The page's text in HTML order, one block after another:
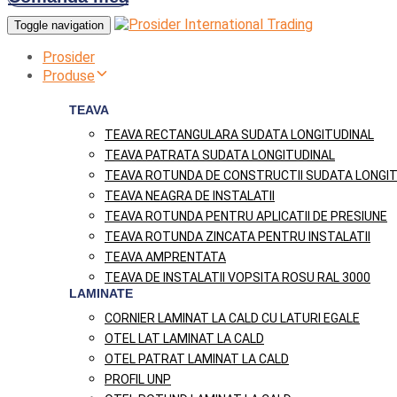
Toggle navigation
Prosider
Produse
TEAVA
TEAVA RECTANGULARA SUDATA LONGITUDINAL
TEAVA PATRATA SUDATA LONGITUDINAL
TEAVA ROTUNDA DE CONSTRUCTII SUDATA
TEAVA NEAGRA DE INSTALATII
TEAVA ROTUNDA PENTRU APLICATII DE PRESIUNE
TEAVA ROTUNDA ZINCATA PENTRU INSTALATII
TEAVA AMPRENTATA
TEAVA DE INSTALATII VOPSITA ROSU RAL 3000
LAMINATE
CORNIER LAMINAT LA CALD CU LATURI EGALE
OTEL LAT LAMINAT LA CALD
OTEL PATRAT LAMINAT LA CALD
PROFIL UNP